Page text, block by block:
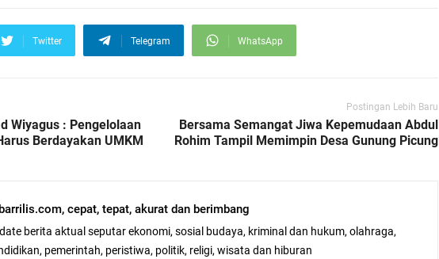
Twitter Telegram WhatsApp
Wiyagus : Pengelolaan
Berdayakan UMKM
Postingan Lebih Baru
Bersama Semangat Jiwa Kepemudaan Abdul
Rohim Tampil Memimpin Desa Gunung Picung
cepat, tepat, akurat dan berimbang
berita aktual seputar ekonomi, sosial budaya, kriminal dan hukum, olahraga,
pemerintah, peristiwa, politik, religi, wisata dan hiburan